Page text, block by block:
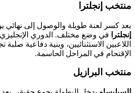
منتخب إنجلترا
بعد كسر لعنة طويلة والوصول إلى نهائي يورو 2024،
إنجلترا
في وضع مختلف. الدوري الإنجليزي
اللاعبين الاستثنائيين، وبنية دفاعية
الإقتحام في المراحل الحاسمة.
منتخب البرازيل